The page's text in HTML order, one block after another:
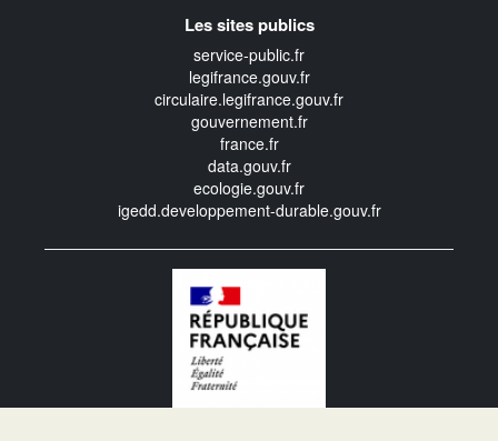
Les sites publics
service-public.fr
legifrance.gouv.fr
circulaire.legifrance.gouv.fr
gouvernement.fr
france.fr
data.gouv.fr
ecologie.gouv.fr
igedd.developpement-durable.gouv.fr